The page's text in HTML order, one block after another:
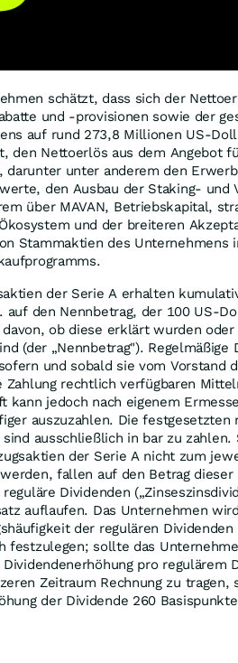
schätzt, dass sich der
und -provisionen sowie der
auf rund 273,8 Millionen US-
den Nettoerlös aus dem Angebot
darunter unter anderem den
den Ausbau der Staking-
über MAVAN, Betriebskapital,
und der breiteren
Stammaktien des Unternehmens
der Serie A erhalten
auf den Nennbetrag, der 100 US-
davon, ob diese erklärt wurden
(der „Nennbetrag").
und sobald sie vom Vorstand
Zahlung rechtlich verfügbaren
kann jedoch nach eigenem
auszuzahlen. Die festgesetzten
sind ausschließlich in bar zu
der Serie A nicht zum
fallen auf den Betrag
Dividenden
auflaufen. Das Unternehmen
der regulären
festzulegen; sollte das
pro regulärem
Zeitraum Rechnung zu tragen,
der Dividende 260